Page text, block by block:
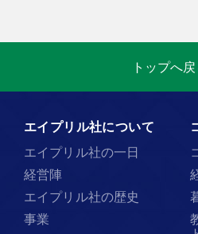
トップへ
エイプリル社について
エイプリル社の一日
経営陣
エイプリル社の歴史
事業